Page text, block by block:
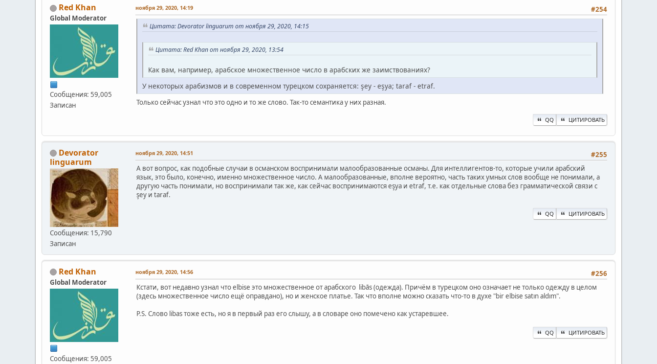
Red Khan
Global Moderator
Сообщения: 59,005
Записан
#254
ноября 29, 2020, 14:19
Цитата: Devorator linguarum от ноября 29, 2020, 14:15
Цитата: Red Khan от ноября 29, 2020, 13:54
Как вам, например, арабское множественное число в арабских же заимствованиях?
У некоторых арабизмов и в современном турецком сохраняется: şey - eşya; taraf - etraf.
Только сейчас узнал что это одно и то же слово. Так-то семантика у них разная.
QQ ЦИТИРОВАТЬ
Devorator
linguarum
Сообщения: 15,790
Записан
#255
ноября 29, 2020, 14:51
А вот вопрос, как подобные случаи в османском воспринимали малообразованные османы. Для интеллигентов-то, которые учили арабский
язык, это было, конечно, именно множественное число. А малообразованные, вполне вероятно, часть таких умных слов вообще не понимали, а
другую часть понимали, но воспринимали так же, как сейчас воспринимаются eşya и etraf, т.е. как отдельные слова без грамматической связи с
şey и taraf.
QQ ЦИТИРОВАТЬ
Red Khan
Global Moderator
Сообщения: 59,005
#256
ноября 29, 2020, 14:56
Кстати, вот недавно узнал что elbise это множественное от арабского libās (одежда). Причём в турецком оно означает не только одежду в целом
(здесь множественное число ещё оправдано), но и женское платье. Так что вполне можно сказать что-то в духе "bir elbise satın aldım".
P.S. Слово libas тоже есть, но я в первый раз его слышу, а в словаре оно помечено как устаревшее.
QQ ЦИТИРОВАТЬ